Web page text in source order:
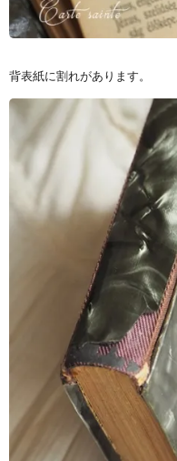
背表紙に割れがあります。